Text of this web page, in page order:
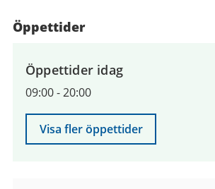
Öppettider
Öppettider idag
09:00-20:00
Visa fler öppettider